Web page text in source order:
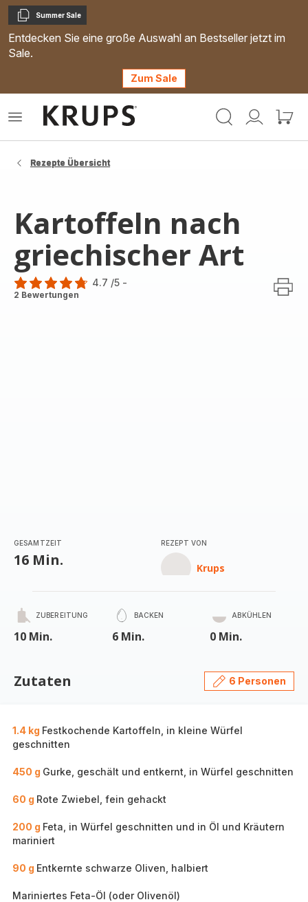
Kopieren
Summer Sale
Entdecken Sie eine große Auswahl an Bestseller jetzt im
Sale.
Zum Sale
Mein
Mein
Das
Rezepte Übersicht
Kartoffeln nach
griechischer Art
ratings.4.7
4.7 /5 -
2 Bewertungen
GESAMTZEIT
16 Min.
REZEPT VON
Krups
ZUBEREITUNG
10 Min.
BACKEN
6 Min.
ABKÜHLEN
0 Min.
Zutaten 6 Personen
1.4 kg Festkochende Kartoffeln, in kleine Würfel
geschnitten
450 g Gurke, geschält und entkernt, in Würfel geschnitten
60 g Rote Zwiebel, fein gehackt
200 g Feta, in Würfel geschnitten und in Öl und Kräutern
mariniert
90 g Entkernte schwarze Oliven, halbiert
Mariniertes Feta-Öl (oder Olivenöl)